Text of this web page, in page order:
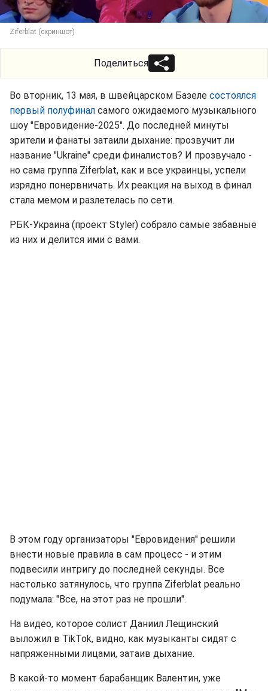
Ziferblat (скриншот)
Поделиться
Во вторник, 13 мая, в швейцарском Базеле состоялся
первый полуфинал самого ожидаемого музыкального
шоу "Евровидение-2025". До последней минуты
зрители и фанаты затаили дыхание: прозвучит ли
название "Ukraine" среди финалистов? И прозвучало -
но сама группа Ziferblat, как и все украинцы, успели
изрядно понервничать. Их реакция на выход в финал
стала мемом и разлетелась по сети.
РБК-Украина (проект Styler) собрало самые забавные
из них и делится ими с вами.
В этом году организаторы "Евровидения" решили
внести новые правила в сам процесс - и этим
подвесили интригу до последней секунды. Все
настолько затянулось, что группа Ziferblat реально
подумала: "Все, на этот раз не прошли".
На видео, которое солист Даниил Лещинский
выложил в TikTok, видно, как музыканты сидят с
напряженными лицами, затаив дыхание.
В какой-то момент барабанщик Валентин, уже